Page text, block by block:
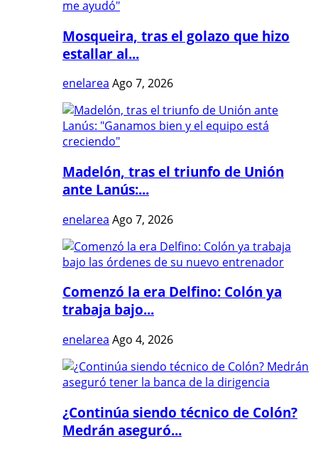
Mosqueira, tras el golazo que hizo
estallar al...
enelarea Ago 7, 2026
Madelón, tras el triunfo de Unión
ante Lanús:...
enelarea Ago 7, 2026
Comenzó la era Delfino: Colón ya
trabaja bajo...
enelarea Ago 4, 2026
¿Continúa siendo técnico de Colón?
Medrán aseguró...